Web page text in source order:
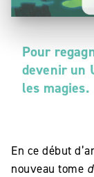
Pour
devenir un
les magies.
En ce début
nouveau tome